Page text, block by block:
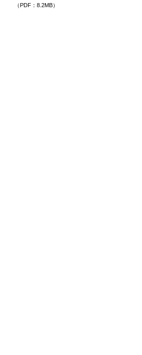
（PDF：8.2MB）